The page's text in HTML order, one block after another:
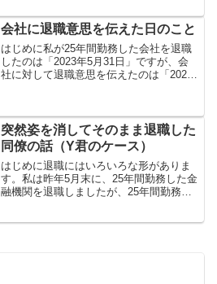
ほど銀行口座を確認したところ、振り込
まれていました...
会社に退職意思を伝えた日のこと
はじめに私が25年間勤務した会社を退職
したのは「2023年5月31日」ですが、会
社に対して退職意思を伝えたのは「2023
よく覚えています。私が退職スケジュー
ルを決め...
突然姿を消してそのまま退職した
同僚の話（Y君のケース）
はじめに退職にはいろいろな形がありま
す。私は昨年5月末に、25年間勤務した金
融機関を退職しましたが、25年間勤務し